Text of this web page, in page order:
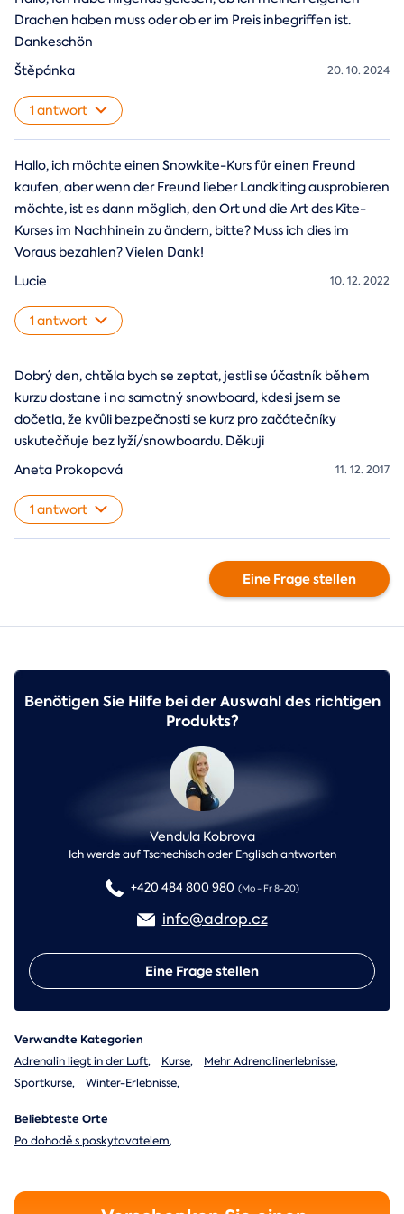
Drachen haben muss oder ob er im Preis inbegriffen ist.
Dankeschön
20. 10. 2024
Štěpánka
1 antwort
Hallo, ich möchte einen Snowkite-Kurs für einen Freund
kaufen, aber wenn der Freund lieber Landkiting ausprobieren
möchte, ist es dann möglich, den Ort und die Art des Kite-
Kurses im Nachhinein zu ändern, bitte? Muss ich dies im
Voraus bezahlen? Vielen Dank!
10. 12. 2022
Lucie
1 antwort
Dobrý den, chtěla bych se zeptat, jestli se účastník během
kurzu dostane i na samotný snowboard, kdesi jsem se
dočetla, že kvůli bezpečnosti se kurz pro začátečníky
uskutečňuje bez lyží/snowboardu. Děkuji
11. 12. 2017
Aneta Prokopová
1 antwort
Eine Frage stellen
Benötigen Sie Hilfe bei der Auswahl des richtigen
Produkts?
Vendula Kobrova
Ich werde auf Tschechisch oder Englisch antworten
+420 484 800 980 (Mo - Fr 8-20)
info@adrop.cz
Eine Frage stellen
Verwandte Kategorien
Adrenalin liegt in der Luft, Kurse, Mehr Adrenalinerlebnisse,
Sportkurse, Winter-Erlebnisse,
Beliebteste Orte
Po dohodě s poskytovatelem,